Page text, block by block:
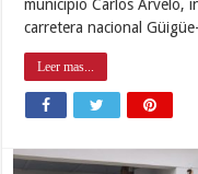
municipio Carlos Arvelo,
carretera nacional
Leer mas...